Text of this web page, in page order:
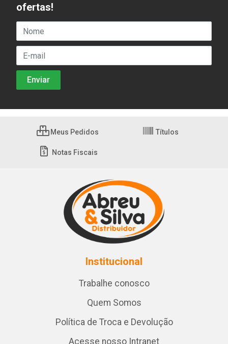
ofertas!
Meus Pedidos Títulos
Notas Fiscais
Institucional
Trabalhe conosco
Quem Somos
Política de Troca e Devolução
Acesse nosso Intranet